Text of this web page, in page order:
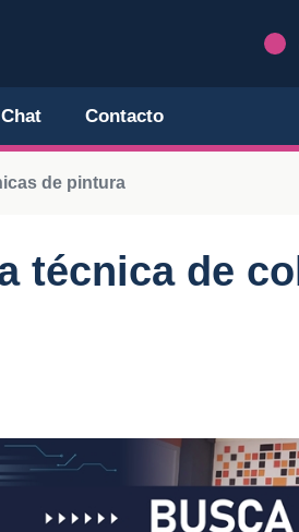
Chat Contacto
de pintura
técnica de